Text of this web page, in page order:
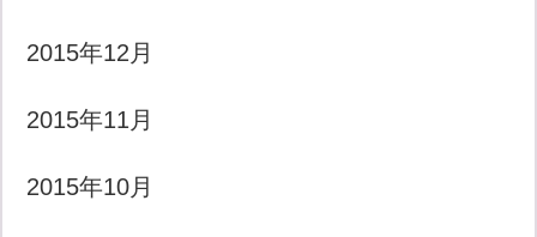
2015年12月
2015年11月
2015年10月